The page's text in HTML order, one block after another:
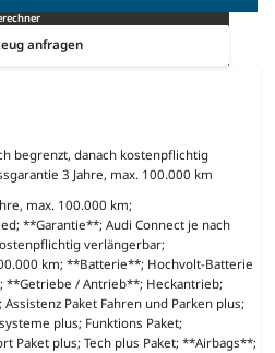
anfragen
begrenzt, danach kostenpflichtig
3 Jahre, max. 100.000 km
max. 100.000 km;
**Garantie**; Audi Connect je nach
verlängerbar;
km; **Batterie**; Hochvolt-Batterie
**Getriebe / Antrieb**; Heckantrieb;
Paket Fahren und Parken plus;
plus; Funktions Paket;
Paket plus; Tech plus Paket; **Airbags**;